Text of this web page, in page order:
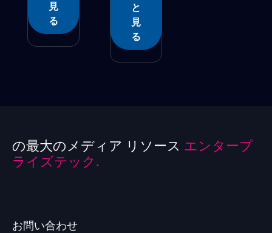
見
る
と
見
る
の最大のメディア リソース エンタープ
ライズテック.
お問い合わせ